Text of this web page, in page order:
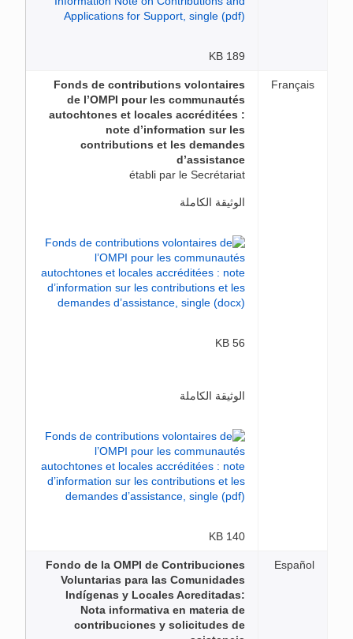
189 KB
Français
Fonds de contributions volontaires
de l’OMPI pour les communautés
autochtones et locales accréditées :
note d’information sur les
contributions et les demandes
d’assistance
établi par le Secrétariat
الوثيقة الكاملة
56 KB
الوثيقة الكاملة
140 KB
Español
Fondo de la OMPI de Contribuciones
Voluntarias para las Comunidades
Indígenas y Locales Acreditadas:
Nota informativa en materia de
contribuciones y solicitudes de